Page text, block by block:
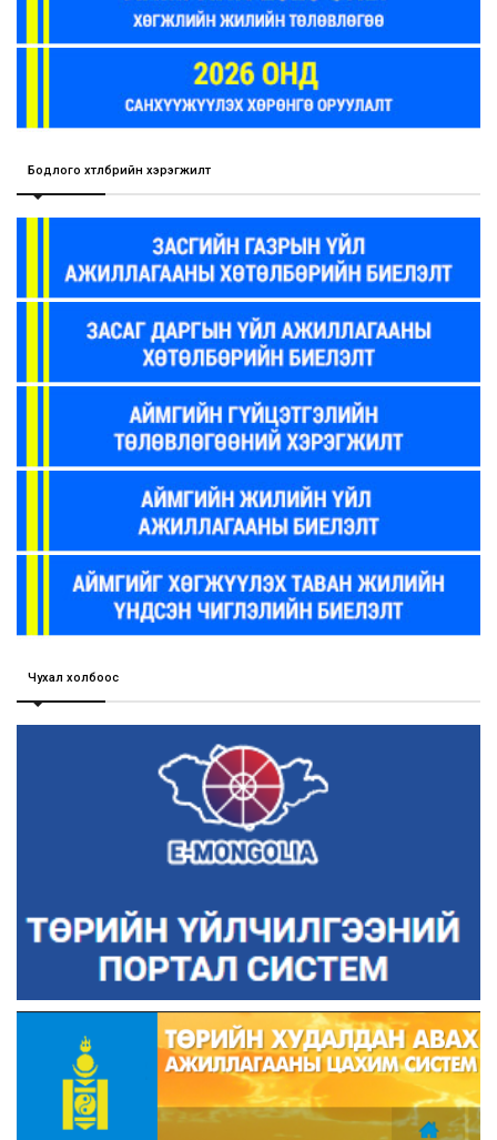
Бодлого хөтөлбөрийн хэрэгжилт
Чухал холбоос